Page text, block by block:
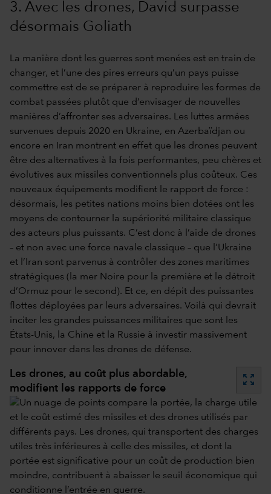
3. Avec les drones, David surpasse
désormais Goliath
La manière dont les guerres sont menées est en train de
changer, et l’une des pires erreurs qu’un pays puisse
commettre est de se préparer à reproduire les formes de
combat passées plutôt que d’envisager de nouvelles
manières d’affronter ses adversaires. Les luttes armées
survenues depuis 2020 en Ukraine, en Azerbaïdjan ou
encore en Iran montrent en effet que les drones peuvent
être des alternatives à la fois performantes, peu chères et
évolutives aux missiles conventionnels plus coûteux. Ces
nouveaux équipements modifient le rapport de force :
désormais, les petites nations moins bien dotées ont les
moyens de contourner la supériorité militaire classique
des acteurs plus puissants. C’est donc à l’aide de drones
– et non avec une force navale classique – que l’Ukraine
et l’Iran sont parvenus à contrôler des zones maritimes
stratégiques (la mer Noire pour la première et le détroit
d’Ormuz pour le second). Et ce, en dépit des puissantes
flottes déployées par leurs adversaires. Voilà qui devrait
inciter les grandes puissances militaires que sont les
États-Unis, la Chine et la Russie à investir massivement
pour innover dans les drones de défense.
Les drones, au coût plus abordable,
modifient les rapports de force
zoom_out_map